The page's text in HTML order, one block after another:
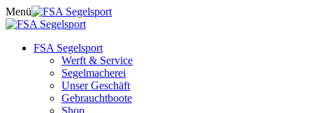
Skip
to
Menü
FSA Segelsport
Werft & Service
Segelmacherei
Unser Geschäft
Gebrauchtboote
Shop